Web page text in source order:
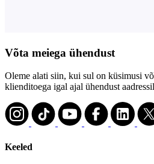
Võta meiega ühendust
Oleme alati siin, kui sul on küsimusi
klienditoega igal ajal ühendust aadressil
Keeled